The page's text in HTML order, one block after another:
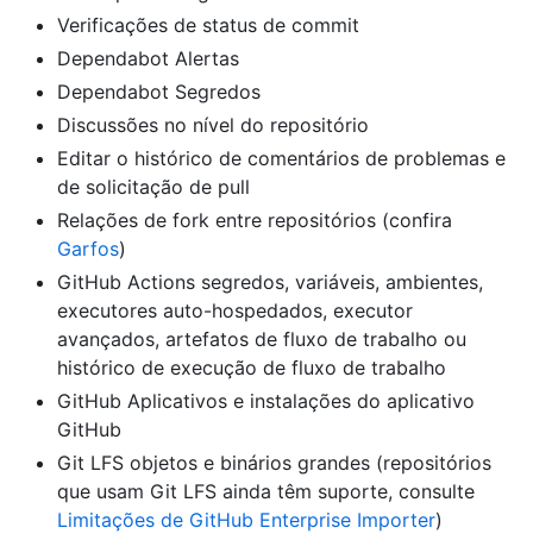
Verificações de status de commit
Dependabot Alertas
Dependabot Segredos
Discussões no nível do repositório
Editar o histórico de comentários de problemas e
de solicitação de pull
Relações de fork entre repositórios (confira
Garfos)
GitHub Actions segredos, variáveis, ambientes,
executores auto-hospedados, executor
avançados, artefatos de fluxo de trabalho ou
histórico de execução de fluxo de trabalho
GitHub Aplicativos e instalações do aplicativo
GitHub
Git LFS objetos e binários grandes (repositórios
que usam Git LFS ainda têm suporte, consulte
Limitações de GitHub Enterprise Importer)